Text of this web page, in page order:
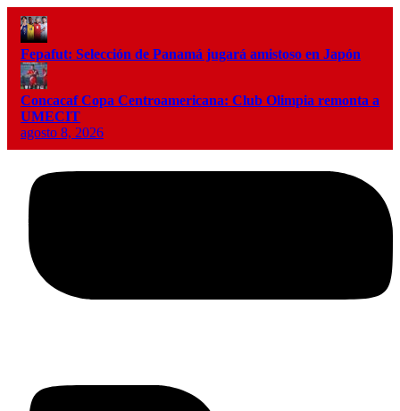
Fepafut: Selección de Panamá jugará amistoso en Japón
Concacaf Copa Centroamericana: Club Olimpia remonta a
UMECIT
agosto 8, 2026